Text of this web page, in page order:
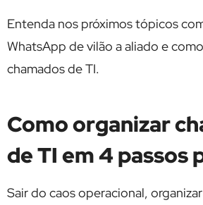
Entenda nos próximos tópicos
WhatsApp de vilão a aliado e
chamados de TI.
Como organizar
de TI em 4 passos
Sair do caos operacional,